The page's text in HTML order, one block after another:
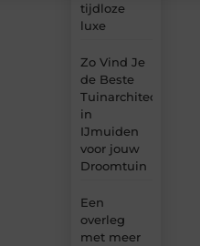
tijdloze
luxe
Zo Vind Je
de Beste
Tuinarchitect
in
IJmuiden
voor jouw
Droomtuin
Een
overleg
met meer